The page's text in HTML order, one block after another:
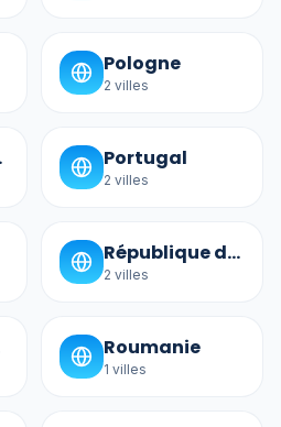
Pologne
2 villes
Portugal
2 villes
République dominicaine
2 villes
Roumanie
1 villes